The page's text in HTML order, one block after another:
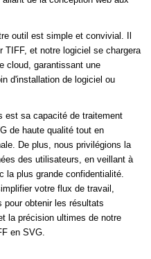
outil est simple et convivial. Il
et notre logiciel se chargera
cloud, garantissant une
d'installation de logiciel ou
est sa capacité de traitement
de haute qualité tout en
De plus, nous privilégions la
des utilisateurs, en veillant à
la plus grande confidentialité.
votre flux de travail,
obtenir les résultats
la précision ultimes de notre
en SVG.